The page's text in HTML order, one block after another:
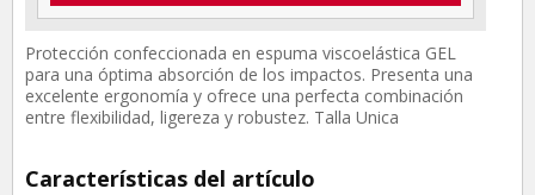
Protección confeccionada en espuma viscoelástica GEL
para una óptima absorción de los impactos. Presenta una
excelente ergonomía y ofrece una perfecta combinación
entre flexibilidad, ligereza y robustez. Talla Unica
Características del artículo